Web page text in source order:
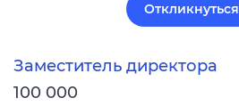
Откликнуться
Заместитель директора
100 000